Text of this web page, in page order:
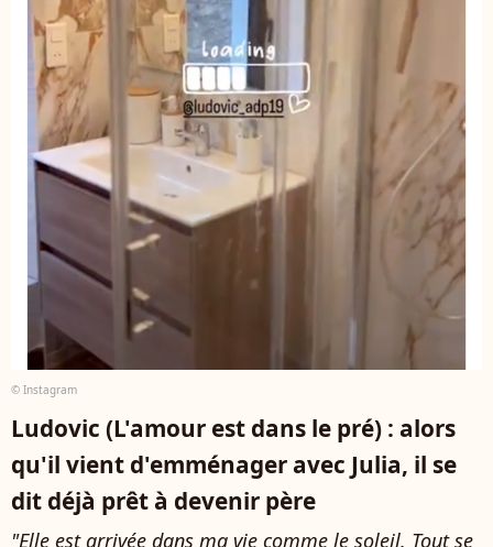
© Instagram
Ludovic (L'amour est dans le pré) : alors
qu'il vient d'emménager avec Julia, il se
dit déjà prêt à devenir père
"Elle est arrivée dans ma vie comme le soleil. Tout se